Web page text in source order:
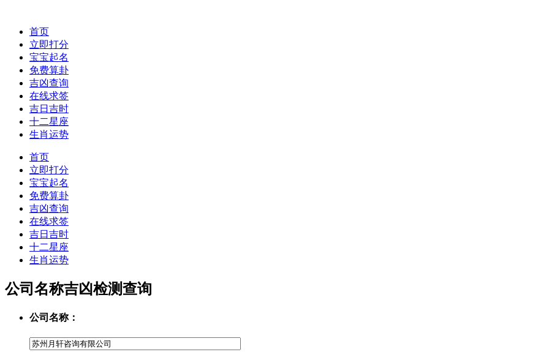
首页
立即打分
宝宝起名
免费算卦
吉凶查询
在线求签
吉日吉时
十二星座
生肖运势
首页
立即打分
宝宝起名
免费算卦
吉凶查询
在线求签
吉日吉时
十二星座
生肖运势
公司名称吉凶检测查询
公司名称：